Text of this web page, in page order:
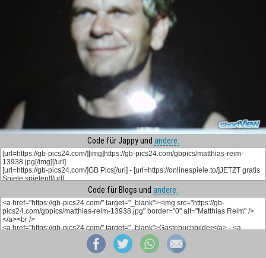
Code für Jappy und andere:
Code für Blogs und andere: